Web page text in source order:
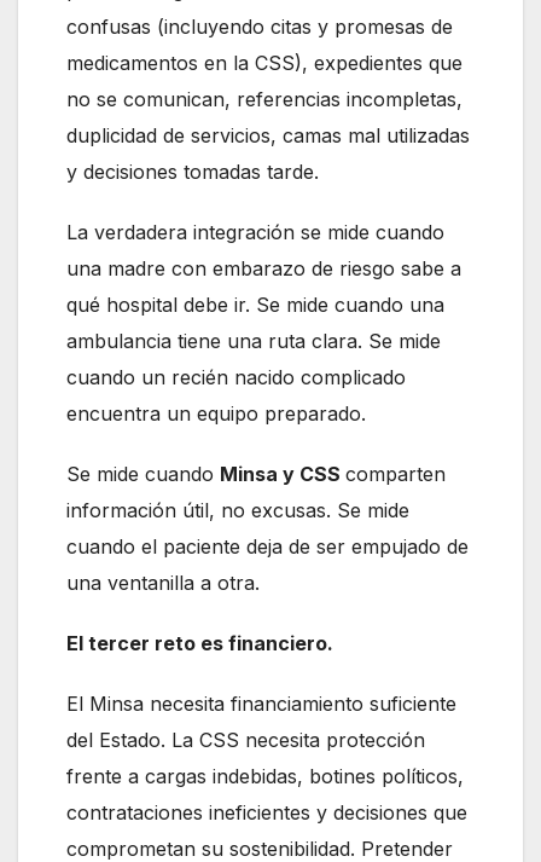
confusas (incluyendo citas y promesas de
medicamentos en la CSS), expedientes que
no se comunican, referencias incompletas,
duplicidad de servicios, camas mal utilizadas
y decisiones tomadas tarde.
La verdadera integración se mide cuando
una madre con embarazo de riesgo sabe a
qué hospital debe ir. Se mide cuando una
ambulancia tiene una ruta clara. Se mide
cuando un recién nacido complicado
encuentra un equipo preparado.
Se mide cuando Minsa y CSS comparten
información útil, no excusas. Se mide
cuando el paciente deja de ser empujado de
una ventanilla a otra.
El tercer reto es financiero.
El Minsa necesita financiamiento suficiente
del Estado. La CSS necesita protección
frente a cargas indebidas, botines políticos,
contrataciones ineficientes y decisiones que
comprometan su sostenibilidad. Pretender